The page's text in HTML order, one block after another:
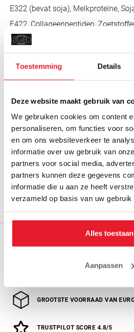
Toestemming Details
Deze website maakt gebruik van
We gebruiken cookies om content
personaliseren, om functies voor
en om ons websiteverkeer te
informatie over uw gebruik van
partners voor social media,
partners kunnen deze gegevens
informatie die u aan ze heeft
verzameld op basis van uw gebruik
Alles toestaan
Aanpassen
E322 (bevat soja), Melkproteïne,
E422, Collageenpeptiden,
Oligofructose, Bulkmiddel E1200,
emulgator E322 (bevat soja),
•Tot 38% eiwit van hoge kwaliteit
•Zeer laag suikergehalte : slechts
•3 lekkere smaken en zeer
- Tot 38% eiwit van hoge kwaliteit
MAAK JE AANKOOP NOG BETER
m.u.v. grote en zware producten
GROOTSTE VOORRAAD VAN
TRUSTPILOT SCORE 4.8/5